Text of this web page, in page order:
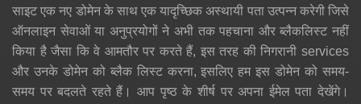
साइट एक नए डोमेन के साथ एक यादृच्छिक अस्थायी पता उत्पन्न करेगी जिसे
ऑनलाइन सेवाओं या अनुप्रयोगों ने अभी तक पहचाना और ब्लैकलिस्ट नहीं
किया है जैसा कि वे आमतौर पर करते हैं, इस तरह की निगरानी services
और उनके डोमेन को ब्लैक लिस्ट करना, इसलिए हम इस डोमेन को समय-
समय पर बदलते रहते हैं। आप पृष्ठ के शीर्ष पर अपना ईमेल पता देखेंगे।